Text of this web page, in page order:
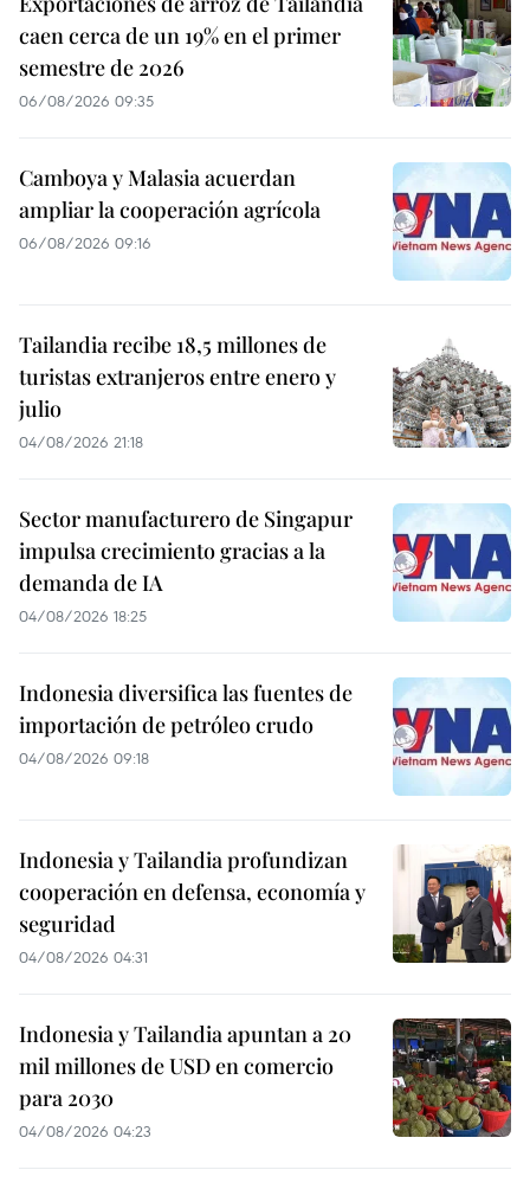
caen cerca de un 19% en el primer
semestre de 2026
06/08/2026 09:35
Camboya y Malasia acuerdan
ampliar la cooperación agrícola
06/08/2026 09:16
Tailandia recibe 18,5 millones de
turistas extranjeros entre enero y
julio
04/08/2026 21:18
Sector manufacturero de Singapur
impulsa crecimiento gracias a la
demanda de IA
04/08/2026 18:25
Indonesia diversifica las fuentes de
importación de petróleo crudo
04/08/2026 09:18
Indonesia y Tailandia profundizan
cooperación en defensa, economía y
seguridad
04/08/2026 04:31
Indonesia y Tailandia apuntan a 20
mil millones de USD en comercio
para 2030
04/08/2026 04:23